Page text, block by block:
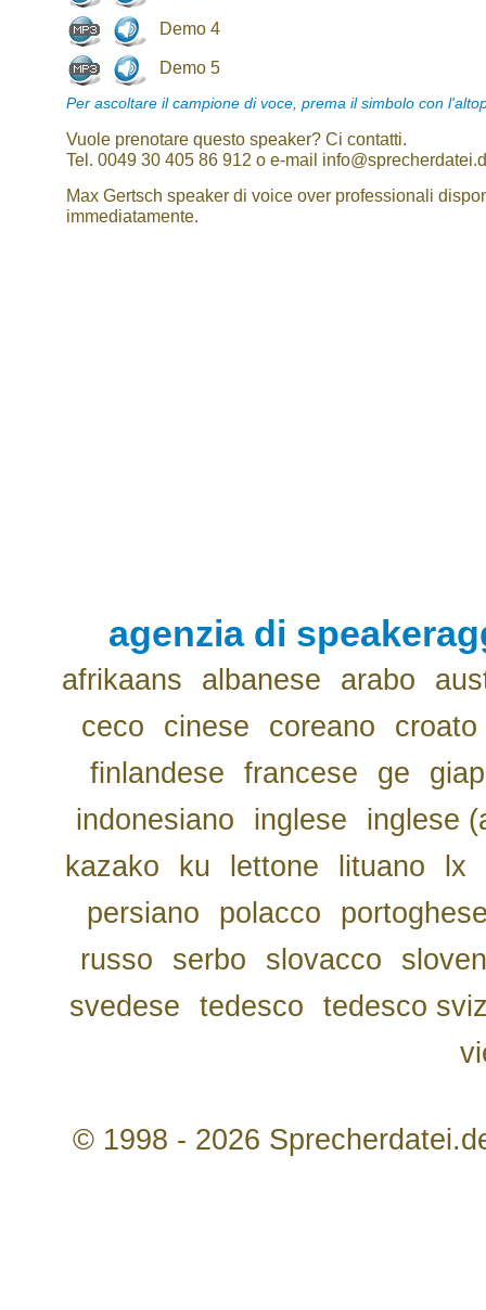
Demo 4
Demo 5
Per ascoltare il campione di voce, prema il simbolo con
Vuole prenotare questo speaker? Ci contatti.
Tel. 0049 30 405 86 912 o e-mail
Max Gertsch speaker di voice over professionali
immediatamente.
agenzia di
afrikaans albanese arabo
ceco
cinese coreano
croato
finlandese
francese ge
indonesiano
inglese
inglese
kazako
ku lettone lituano lx
persiano
polacco
russo
serbo slovacco
svedese
tedesco
tedesco
© 1998 - 2026